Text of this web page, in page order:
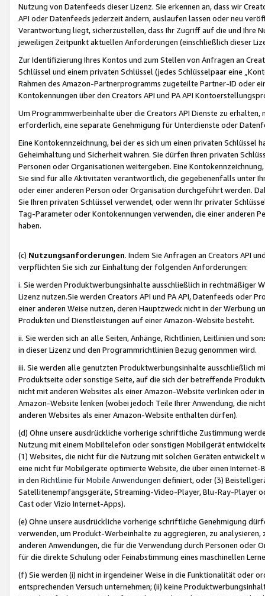
Nutzung von Datenfeeds dieser Lizenz. Sie erkennen an, dass wir
API oder Datenfeeds jederzeit ändern, auslaufen lassen oder neu
Verantwortung liegt, sicherzustellen, dass Ihr Zugriff auf die und Ihre
jeweiligen Zeitpunkt aktuellen Anforderungen (einschließlich dieser
Zur Identifizierung Ihres Kontos und zum Stellen von Anfragen an
Schlüssel und einem privaten Schlüssel (jedes Schlüsselpaar eine
Rahmen des Amazon-Partnerprogramms zugeteilte Partner-ID oder
Kontokennungen über den Creators API und PA API
Um Programmwerbeinhalte über die Creators API Dienste zu
erforderlich, eine separate Genehmigung für Unterdienste oder
Eine Kontokennzeichnung, bei der es sich um einen privaten
Geheimhaltung und Sicherheit wahren. Sie dürfen Ihren privaten
Personen oder Organisationen weitergeben. Eine
Sie sind für alle Aktivitäten verantwortlich, die gegebenenfalls unter
oder einer anderen Person oder Organisation durchgeführt werden.
Sie Ihren privaten Schlüssel verwendet, oder wenn Ihr privater
Tag-Parameter oder Kontokennungen verwenden, die einer anderen
haben.
(c) Nutzungsanforderungen. Indem Sie Anfragen an Creators API
verpflichten Sie sich zur Einhaltung der folgenden Anforderungen:
i. Sie werden Produktwerbungsinhalte ausschließlich in rechtmäßiger
Lizenz nutzen.Sie werden Creators API und PA API, Datenfeeds oder
einer anderen Weise nutzen, deren Hauptzweck nicht in der Werbung
Produkten und Dienstleistungen auf einer Amazon-Website besteht.
ii. Sie werden sich an alle Seiten, Anhänge, Richtlinien, Leitlinien und
in dieser Lizenz und den Programmrichtlinien Bezug genommen wird.
iii. Sie werden alle genutzten Produktwerbungsinhalte ausschließlich
Produktseite oder sonstige Seite, auf die sich der betreffende
nicht mit anderen Websites als einer Amazon-Website verlinken oder
Amazon-Website lenken (wobei jedoch Teile Ihrer Anwendung, die
anderen Websites als einer Amazon-Website enthalten dürfen).
(d) Ohne unsere ausdrückliche vorherige schriftliche Zustimmung
Nutzung mit einem Mobiltelefon oder sonstigen Mobilgerät
(1) Websites, die nicht für die Nutzung mit solchen Geräten
eine nicht für Mobilgeräte optimierte Website, die über einen
in den Richtlinie für Mobile Anwendungen definiert, oder (3)
Satellitenempfangsgeräte, Streaming-Video-Player, Blu-Ray-Player
Cast oder Vizio Internet-Apps).
(e) Ohne unsere ausdrückliche vorherige schriftliche Genehmigung
verwenden, um Produkt-Werbeinhalte zu aggregieren, zu
anderen Anwendungen, die für die Verwendung durch Personen
für die direkte Schulung oder Feinabstimmung eines maschinellen
(f) Sie werden (i) nicht in irgendeiner Weise in die Funktionalität oder
entsprechenden Versuch unternehmen; (ii) keine